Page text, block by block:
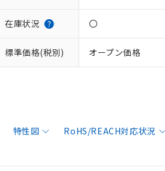
在庫状況 〇
標準価格(税別) オープン価格
特性図 RoHS/REACH対応状況